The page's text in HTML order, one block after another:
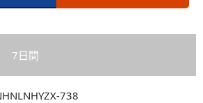
7日間
738